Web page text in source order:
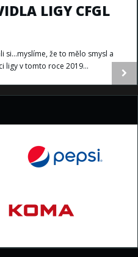
LIGY CFGL
si...myslíme, že to mělo smysl a
ligy v tomto roce 2019...